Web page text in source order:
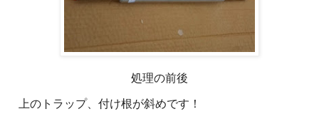
処理の前後
上のトラップ、付け根が斜めです！